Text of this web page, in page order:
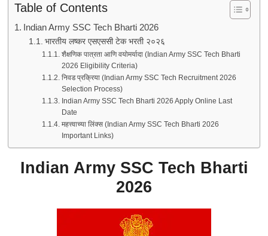
Table of Contents
Indian Army SSC Tech Bharti 2026
भारतीय लष्कर एसएससी टेक भरती २०२६
शैक्षणिक पात्रता आणि वयोमर्यादा (Indian Army SSC Tech Bharti
2026 Eligibility Criteria)
निवड प्रक्रिया (Indian Army SSC Tech Recruitment 2026
Selection Process)
Indian Army SSC Tech Bharti 2026 Apply Online Last
Date
महत्त्वाच्या लिंक्स (Indian Army SSC Tech Bharti 2026
Important Links)
Indian Army SSC Tech Bharti
2026